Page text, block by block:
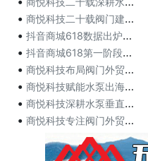
• 商悦科技二十载阀门建站沉淀：用客户案例说话，以数据积
• 抖音商城618数据出炉，这届消费者把钱都花在哪？
• 抖音商城618第一阶段，各行业高光品牌榜发布！
• 商悦科技布局阀门外贸营销 助力江苏阀门企业打开海外市
• 商悦科技赋能水泵出海，从代工贴牌到自主品牌的外贸营销
• 商悦科技深耕水泵垂直领域20余年，以定制化网站构建外
• 商悦科技专注阀门外贸推广20余年 定制网站助力阀门企